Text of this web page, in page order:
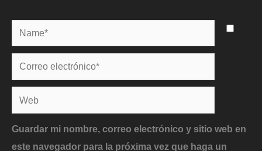
Name*
Correo
electrónico*
Web
Guardar mi nombre, correo electrónico y sitio web en
este navegador para la próxima vez que haga un